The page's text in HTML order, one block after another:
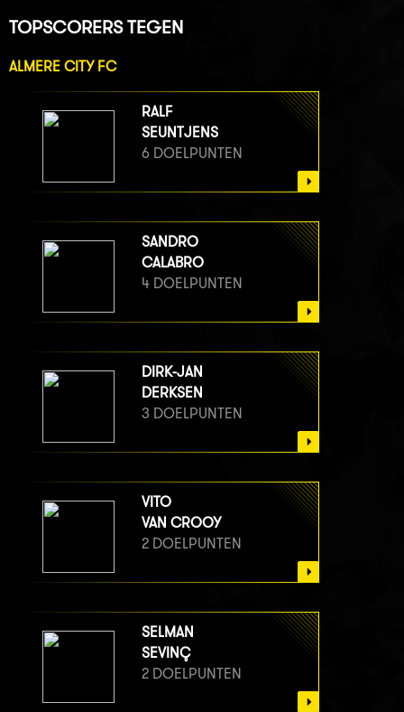
TOPSCORERS TEGEN
ALMERE CITY FC
RALF
SEUNTJENS
6 DOELPUNTEN
SANDRO
CALABRO
4 DOELPUNTEN
DIRK-JAN
DERKSEN
3 DOELPUNTEN
VITO
VAN CROOY
2 DOELPUNTEN
SELMAN
SEVINÇ
2 DOELPUNTEN